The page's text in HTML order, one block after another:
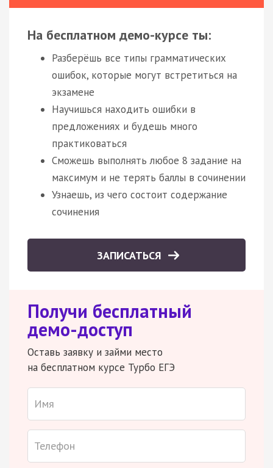
На бесплатном демо-курсе ты:
Разберёшь все типы грамматических
ошибок, которые могут встретиться на
экзамене
Научишься находить ошибки в
предложениях и будешь много
практиковаться
Сможешь выполнять любое 8 задание на
максимум и не терять баллы в сочинении
Узнаешь, из чего состоит содержание
сочинения
ЗАПИСАТЬСЯ
Получи бесплатный
демо-доступ
Оставь заявку и займи место
на бесплатном курсе Турбо ЕГЭ